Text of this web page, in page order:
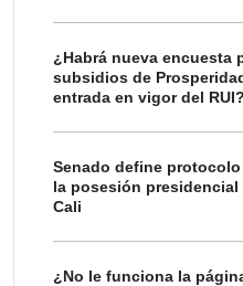
¿Habrá nueva encuesta
subsidios de
entrada en vigor del RUI?
Senado define
la posesión presidencial
Cali
¿No le funciona la